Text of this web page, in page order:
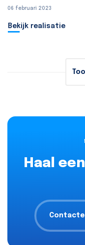
06 februari 2023
Bekijk realisatie
Haal